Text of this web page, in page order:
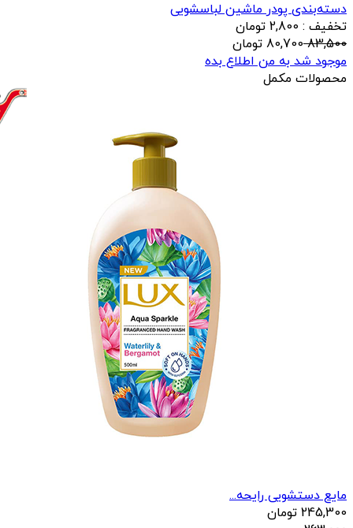
دسته‌بندی پودر ماشین لباسشویی
تخفیف : 2,800 تومان
83,500
80,700 تومان
موجود شد به من اطلاع بده
محصولات مکمل
مایع دستشویی رایحه...
245,300 تومان